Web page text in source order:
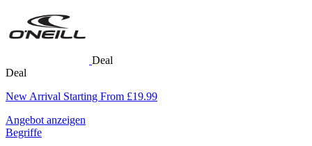
Deal
Deal
New Arrival Starting From £19.99
Angebot anzeigen
Begriffe